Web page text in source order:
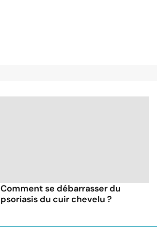
Comment se débarrasser du
psoriasis du cuir chevelu ?